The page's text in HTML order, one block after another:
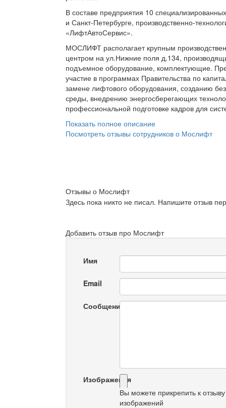
В составе предприятия 10
и Санкт-Петербурге, производственно-
«ЛифтАвтоСервис».
МОСЛИФТ располагает крупным
центром на ул.Нижние поля д.134,
подъемное оборудование, комплектующие.
участие в программах Правительства по
замене лифтового оборудования, созданию
среды, внедрению энергосберегающих
профессиональной подготовке кадров для
Показать полное описание
Посмотреть отзывы сотрудников о Мослифт
Отзывы о Мослифт
Здесь пока никто не писал. Напишите отзыв
Добавить отзыв про Мослифт
Имя
Email
Сообщение
Изображения
Вы можете прикрепить к
изображений